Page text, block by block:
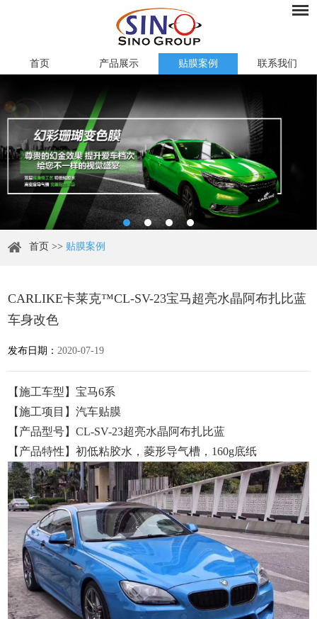
首页 产品展示 贴膜案例 联系我们
首页 >> 贴膜案例
CARLIKE卡莱克™CL-SV-23宝马超亮水晶阿布扎比蓝
车身改色
发布日期： 2020-07-19
【施工车型】宝马6系
【施工项目】汽车贴膜
【产品型号】CL-SV-23超亮水晶阿布扎比蓝
【产品特性】初低粘胶水，菱形导气槽，160g底纸